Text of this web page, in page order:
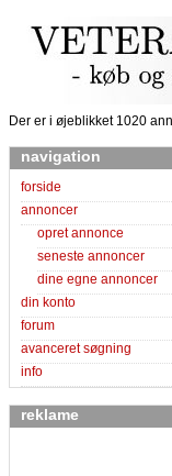
Der er i øjeblikket 1020
navigation
forside
annoncer
opret annonce
seneste annoncer
dine egne annoncer
din konto
forum
avanceret søgning
info
reklame